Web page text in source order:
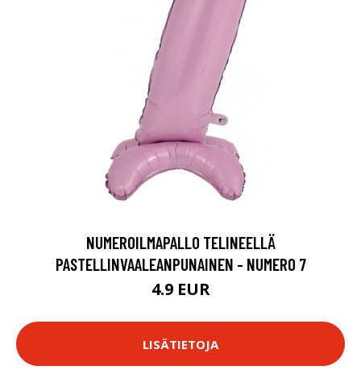
NUMEROILMAPALLO TELINEELLÄ
PASTELLINVAALEANPUNAINEN - NUMERO 7
4.9 EUR
LISÄTIETOJA